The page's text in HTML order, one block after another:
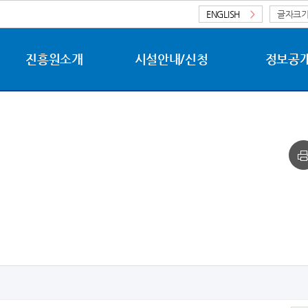
ENGLISH > 글자크
진흥원소개 시설안내/신청 정보공